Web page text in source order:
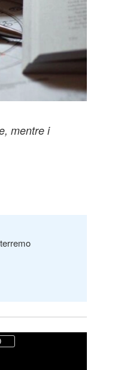
mentre i